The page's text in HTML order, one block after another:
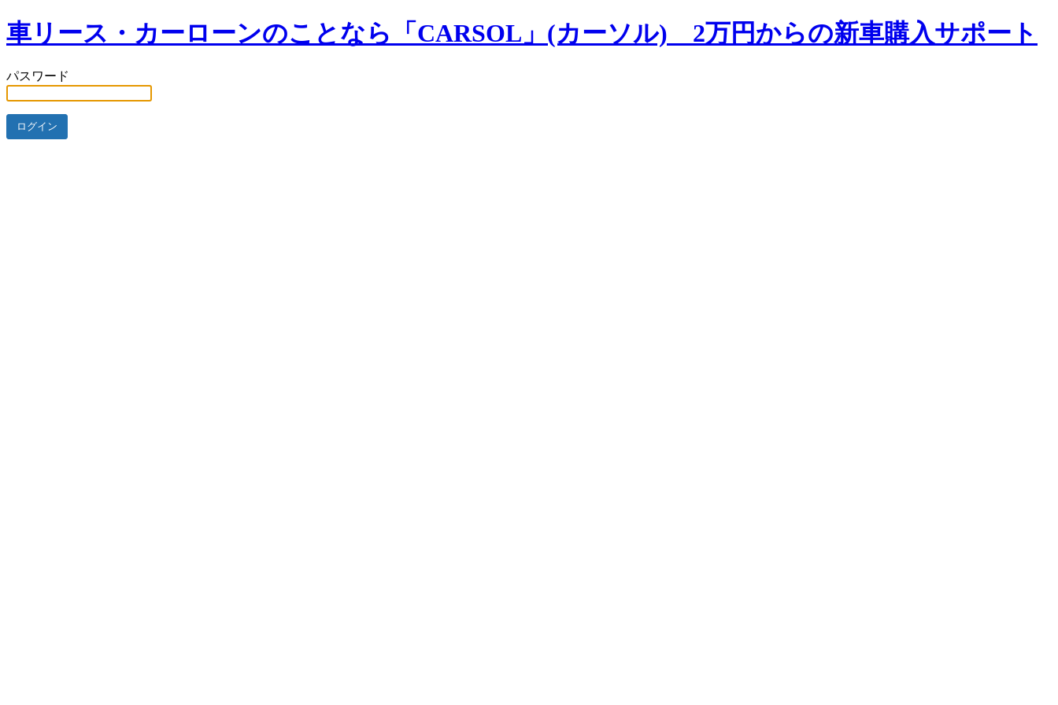
車リース・カーローンのことなら「CARSOL」(カーソル) 2万円からの新車購入サポート
パスワード